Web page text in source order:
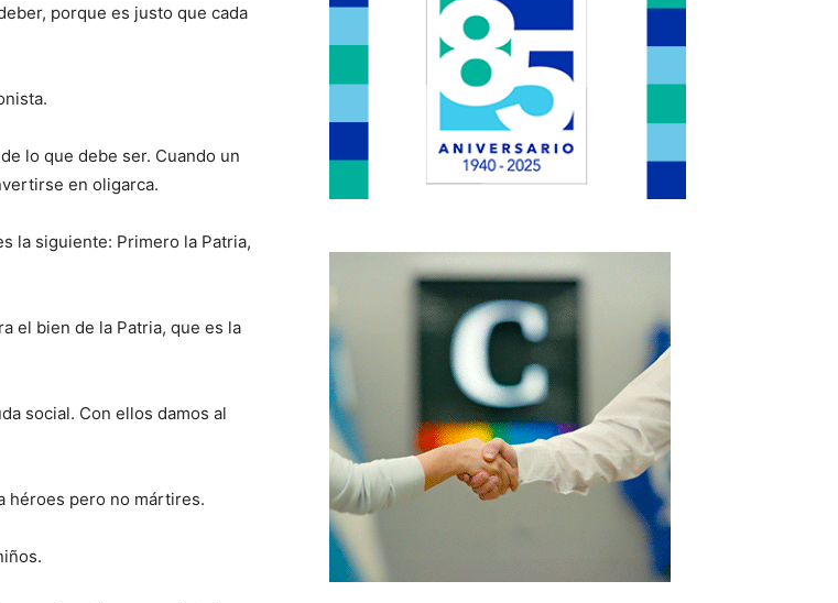
porque es justo que cada
lo que debe ser. Cuando un
en oligarca.
la siguiente: Primero la Patria,
el bien de la Patria, que es la
social. Con ellos damos al
héroes pero no mártires.